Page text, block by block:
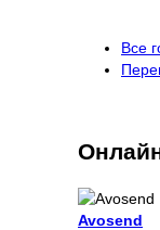
Все
Avosend